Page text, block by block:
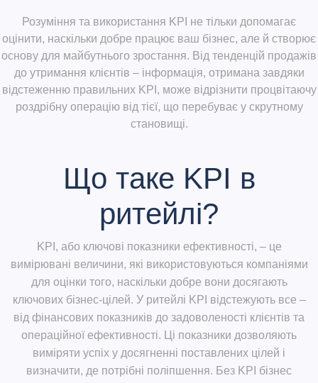
Розуміння та використання KPI не тільки допомагає
оцінити, наскільки добре працює ваш бізнес, але й створює
основу для майбутнього зростання. Від тенденцій продажів
до утримання клієнтів – інформація, отримана завдяки
відстеженню правильних KPI, може відрізнити процвітаючу
роздрібну операцію від тієї, що перебуває у скрутному
становищі.
Що таке KPI в
ритейлі?
KPI, або ключові показники ефективності, – це
вимірювані величини, які використовуються компаніями
для оцінки того, наскільки добре вони досягають
ключових бізнес-цілей. У ритейлі KPI відстежують все –
від фінансових показників до задоволеності клієнтів та
операційної ефективності. Ці показники дозволяють
виміряти успіх у досягненні поставлених цілей і
визначити, де потрібні поліпшення. Без KPI бізнес